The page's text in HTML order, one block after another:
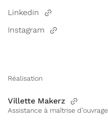
Linkedin
Instagram
Réalisation
Villette Makerz
Assistance à maîtrise d’ouvrage